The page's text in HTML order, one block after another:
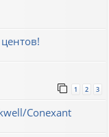
1 2 3
Conexant